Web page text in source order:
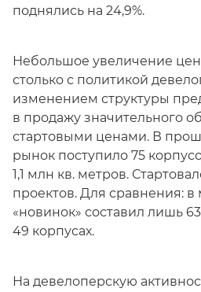
поднялись на 24,9%.
Небольшое увеличение
столько с политикой
изменением структуры
в продажу значительного
стартовыми ценами. В
рынок поступило 75
1,1 млн кв. метров.
проектов. Для сравнения:
«новинок» составил лишь
49 корпусах.
На девелоперскую